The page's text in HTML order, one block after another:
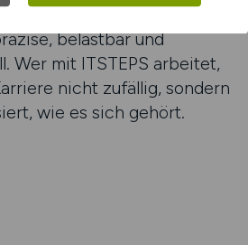
sind unsere
belastbar und
Wer mit ITSTEPS arbeitet,
nicht zufällig, sondern
wie es sich gehört.